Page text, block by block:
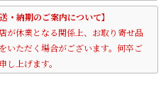
・納期のご案内について】
が休業となる関係上、お取り寄せ品
いただく場合がございます。何卒ご
上げます。